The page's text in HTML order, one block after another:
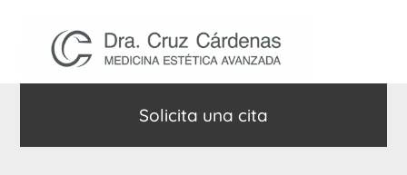
Solicita una cita